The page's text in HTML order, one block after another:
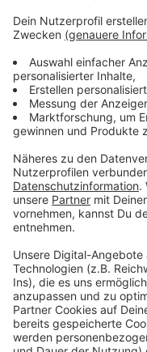
Es ist auch ein
von mindestens 250
dann fällig, wenn
in der Kneipe mit
Beliebt sind “Donald
nach dem Bund
eines Restaurants
Merkel. Die
Euro Bußgeld nun
diese Personen
dass es Kontrollen
Anzeige